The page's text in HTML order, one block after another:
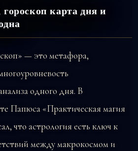
карта дня и
— это метафора,
одного дня. В
Папюса «Практическая магия
что астрология есть ключ к
между макрокосмом и